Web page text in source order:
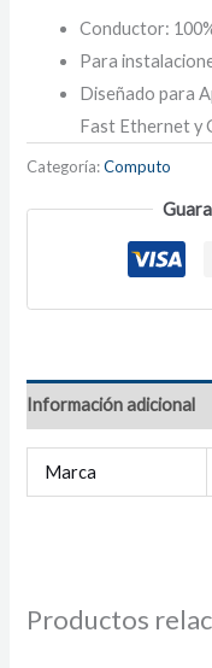
Conductor:
Para
Diseñado para
Fast Ethernet y
Categoría:Computo
Información adicional
Marca
Productos